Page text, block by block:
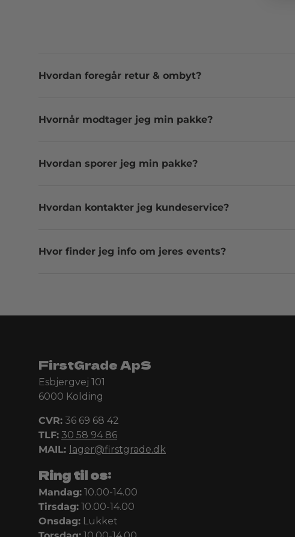
Hvordan foregår retur & ombyt?
Hvornår modtager jeg min pakke?
Hvordan sporer jeg min pakke?
Hvordan kontakter jeg kundeservice?
Hvor finder jeg info om jeres events?
FirstGrade ApS
Esbjergvej 101
6000 Kolding
CVR: 36 69 68 42
TLF: 30 58 94 86
MAIL: lager@firstgrade.dk
Ring til os:
Mandag: 10.00-14.00
Tirsdag: 10.00-14.00
Onsdag: Lukket